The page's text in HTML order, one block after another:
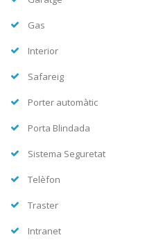
Gas
Interior
Safareig
Porter automàtic
Porta Blindada
Sistema Seguretat
Telèfon
Traster
Intranet